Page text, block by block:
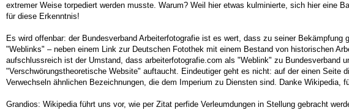
extremer Weise torpediert werden musste. Warum? Weil hier etwas kulminierte, sich hier eine
für diese Erkenntnis!
Es wird offenbar: der Bundesverband Arbeiterfotografie ist es wert, dass zu seiner
"Weblinks" – neben einem Link zur Deutschen Fotothek mit einem Bestand von historischen
aufschlussreich ist der Umstand, dass arbeiterfotografie.com als "Weblink" zu Bundesverband
"Verschwörungstheoretische Website" auftaucht. Eindeutiger geht es nicht: auf der einen Seite
Verwechseln ähnlichen Bezeichnungen, die dem Imperium zu Diensten sind. Danke Wikipedia,
Grandios: Wikipedia führt uns vor, wie per Zitat perfide Verleumdungen in Stellung gebracht